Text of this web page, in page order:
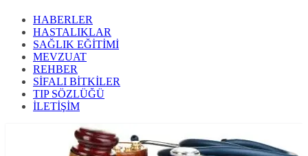
HABERLER
HASTALIKLAR
SAĞLIK EĞİTİMİ
MEVZUAT
REHBER
SİFALI BİTKİLER
TIP SÖZLÜĞÜ
İLETİŞİM